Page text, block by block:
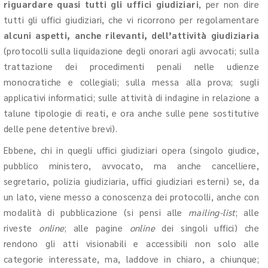
riguardare quasi tutti gli uffici giudiziari , per non dire
tutti gli uffici giudiziari, che vi ricorrono per regolamentare
alcuni aspetti, anche rilevanti, dell’attività giudiziaria
(protocolli sulla liquidazione degli onorari agli avvocati; sulla
trattazione dei procedimenti penali nelle udienze
monocratiche e collegiali; sulla messa alla prova; sugli
applicativi informatici; sulle attività di indagine in relazione a
talune tipologie di reati, e ora anche sulle pene sostitutive
delle pene detentive brevi).
Ebbene, chi in quegli uffici giudiziari opera (singolo giudice,
pubblico ministero, avvocato, ma anche cancelliere,
segretario, polizia giudiziaria, uffici giudiziari esterni) se, da
un lato, viene messo a conoscenza dei protocolli, anche con
modalità di pubblicazione (si pensi alle mailing-list; alle
riveste online; alle pagine onlinedei singoli uffici) che
rendono gli atti visionabili e accessibili non solo alle
categorie interessate, ma, laddove in chiaro, a chiunque;